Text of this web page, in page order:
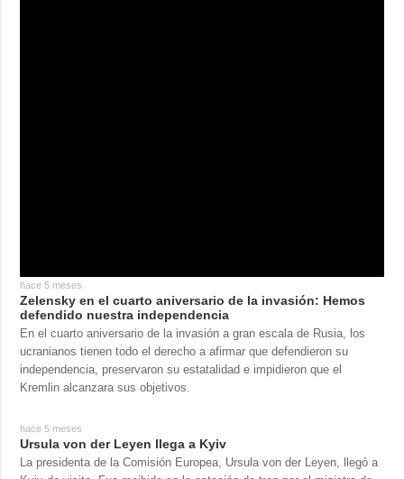
hace 5 meses
Zelensky en el cuarto aniversario de la invasión: Hemos
defendido nuestra independencia
En el cuarto aniversario de la invasión a gran escala de Rusia, los
ucranianos tienen todo el derecho a afirmar que defendieron su
independencia, preservaron su estatalidad e impidieron que el
Kremlin alcanzara sus objetivos.
hace 5 meses
Ursula von der Leyen llega a Kyiv
La presidenta de la Comisión Europea, Ursula von der Leyen, llegó a